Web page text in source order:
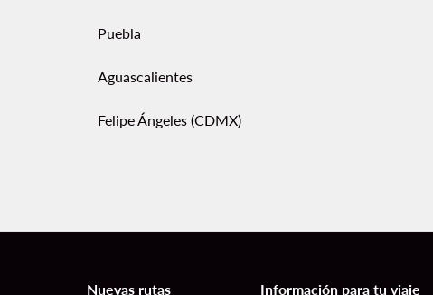
Puebla
Aguascalientes
Felipe Ángeles (CDMX)
Nuevas rutas Información para tu viaje